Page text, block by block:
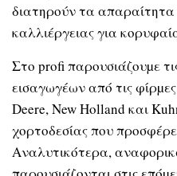
διατηρούν τα απαραίτητα
καλλιέργειας για
Στο profi παρουσιάζουµε
εισαγωγέων από τις
Deere, New Holland και
χορτοδεσίας που
Αναλυτικότερα,